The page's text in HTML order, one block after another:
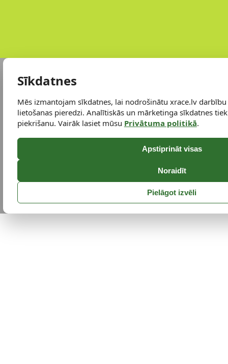
Sīkdatnes
Mēs izmantojam sīkdatnes, lai nodrošinātu xrace.lv
lietošanas pieredzi. Analītiskās un mārketinga sīkdatnes
piekrišanu. Vairāk lasiet mūsu Privātuma politikā.
Apstiprināt visas
Noraidīt
Pielāgot izvēli